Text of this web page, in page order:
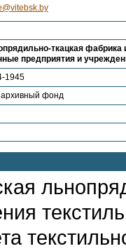
ткацкая
предприятия и
1945
фонд